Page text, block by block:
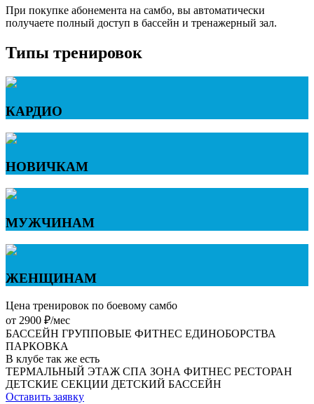
При покупке абонемента на самбо, вы автоматически
получаете полный доступ в бассейн и тренажерный зал.
Типы тренировок
КАРДИО
НОВИЧКАМ
МУЖЧИНАМ
ЖЕНЩИНАМ
Цена тренировок по боевому самбо
от 2900 ₽/мес
БАССЕЙН ГРУППОВЫЕ ФИТНЕС ЕДИНОБОРСТВА
ПАРКОВКА
В клубе так же есть
ТЕРМАЛЬНЫЙ ЭТАЖ СПА ЗОНА ФИТНЕС РЕСТОРАН
ДЕТСКИЕ СЕКЦИИ ДЕТСКИЙ БАССЕЙН
Оставить заявку